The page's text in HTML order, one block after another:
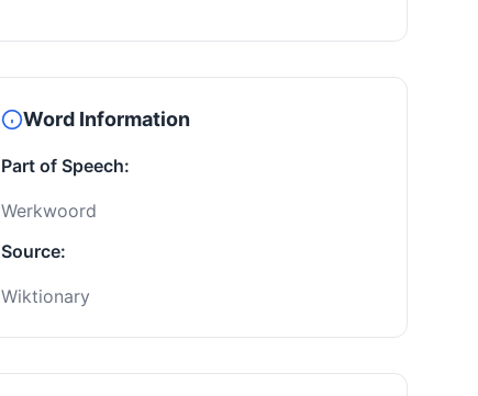
Word Information
Part of Speech:
Werkwoord
Source:
Wiktionary